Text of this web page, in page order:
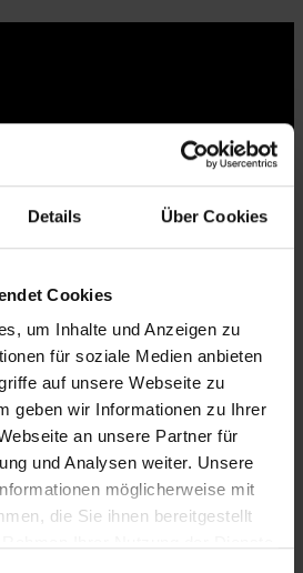
Details Über Cookies
Cookies
um Inhalte und Anzeigen zu
für soziale Medien anbieten
auf unsere Webseite zu
geben wir Informationen zu Ihrer
an unsere Partner für
und Analysen weiter. Unsere
möglicherweise mit
die Sie ihnen bereitgestellt
des Staplerleitsystems:
kompletten Staplerflotte und regeln
Zonen, Mitarbeiter, Ressourcen und
wichtigen Schritt in Richtung
bildet den zentralen Bestandteil der
alle notwendigen Daten zu